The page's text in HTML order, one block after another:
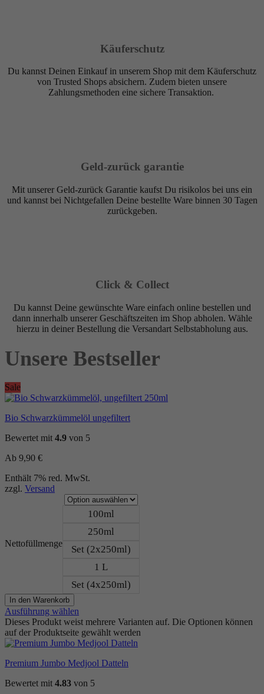
Käuferschutz
Du kannst Deinen Einkauf in unserem Shop mit dem Käuferschutz
von Trusted Shops absichern. Zudem bieten unsere
Zahlungsmethoden eine sichere Transaktion.
Geld-zurück garantie
Mit unserer Geld-zurück Garantie kaufst Du risikolos bei uns ein
und kannst bei Nichtgefallen Deine bestellte Ware binnen 30 Tagen
zurückgeben.
Click & Collect
Du kannst Deine gewünschte Ware einfach online bestellen und
dann innerhalb unserer Geschäftszeiten im Shop abholen. Wähle
hierzu in deiner Bestellung die Versandart Selbstabholung aus.
Unsere Bestseller
Sale
Bio Schwarzkümmelöl ungefiltert
Bewertet mit 4.9 von 5
Ab 9,90 €
Enthält 7% red. MwSt.
zzgl. Versand
Nettofüllmenge
100ml
250ml
Set (2x250ml)
1 L
Set (4x250ml)
In den Warenkorb
Ausführung wählen
Dieses Produkt weist mehrere Varianten auf. Die Optionen können
auf der Produktseite gewählt werden
Premium Jumbo Medjool Datteln
Bewertet mit 4.83 von 5